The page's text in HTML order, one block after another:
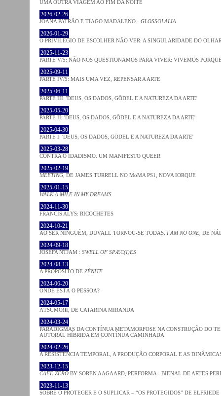
UMA OUTRA VIAGEM AO FIM DA NOITE
2026-02-26
JOANA PATRÃO E TIAGO MADALENO - GLOSSOLALIA
2026-01-29
O PRIVILÉGIO DE ESCOLHER NÃO VER: A SINGULARIDADE DO
2025-11-23
PARTE V/5: NÃO NOS QUESTIONAMOS PARA VIVER: VIVEMOS
2025-09-11
PARTE IV/5: MAIS UMA VEZ, REPENSAR A ARTE
2025-06-11
PARTE III: 'DEUS, OS DADOS, GÖDEL E A NATUREZA DA ARTE'
2025-05-20
PARTE II: 'DEUS, OS DADOS, GÖDEL E A NATUREZA DA ARTE'
2025-04-30
PARTE I: 'DEUS, OS DADOS, GÖDEL E A NATUREZA DA ARTE'
2025-03-28
CONTRA O IDADISMO. UM MANIFESTO QUEER
2025-02-19
MEETING , DE JAMES TURRELL NO MoMA PS1, NOVA IORQUE
2025-01-15
WALK A MILE IN MY DREAMS
2024-11-30
FRANCIS ALYS: RICOCHETES
2024-10-21
AO SER NINGUÉM, DUVALL TORNOU-SE TODAS. I AM NO ONE , DE
2024-09-18
JOSÈFA NTJAM : SWELL OF SPÆC(I)ES
2024-08-13
A PROPÓSITO DE ZÉNITE
2024-06-20
ONDE ESTÁ O PESSOA?
2024-05-17
ΛƬSUMOЯI, DE CATARINA MIRANDA
2024-03-24
PARADIGMAS DA CONTÍNUA METAMORFOSE NA CONSTRUÇÃO DO
AUTORAL HÍBRIDA EM CONTÍNUA CAMINHADA
2024-02-26
A RESISTÊNCIA TEMPORAL, A PRODUÇÃO CORPORAL E AS
2023-12-15
CAFE ZERO BY SOREN AAGAARD, PERFORMA - BIENAL DE ARTES
2023-11-13
SOBRE O PROTEGER E O SUPLICAR – “OS PROTEGIDOS” DE